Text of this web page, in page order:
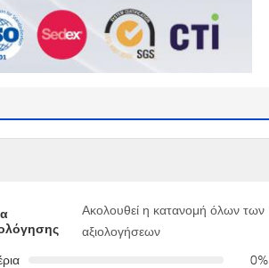
Ακολουθεί η κατανομή όλων των
αξιολογήσεων
0%